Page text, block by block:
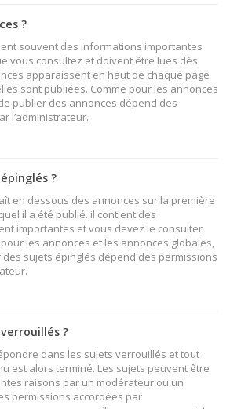
?
souvent des informations importantes
vous consultez et doivent être lues dès
apparaissent en haut de chaque page
sont publiées. Comme pour les annonces
publier des annonces dépend des
l’administrateur.
?
en dessous des annonces sur la première
il a été publié. il contient des
importantes et vous devez le consulter
les annonces et les annonces globales,
sujets épinglés dépend des permissions
?
dans les sujets verrouillés et tout
est alors terminé. Les sujets peuvent être
raisons par un modérateur ou un
permissions accordées par